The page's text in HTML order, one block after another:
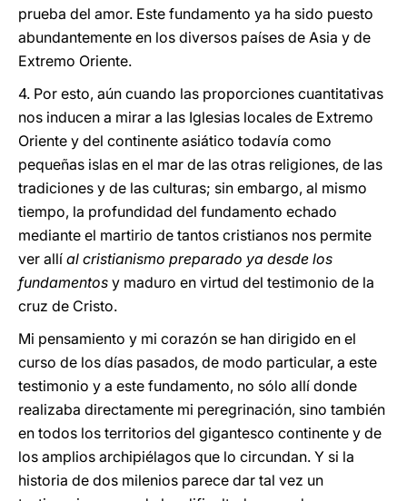
prueba del amor. Este fundamento ya ha sido puesto
abundantemente en los diversos países de Asia y de
Extremo Oriente.
4. Por esto, aún cuando las proporciones cuantitativas
nos inducen a mirar a las Iglesias locales de Extremo
Oriente y del continente asiático todavía como
pequeñas islas en el mar de las otras religiones, de las
tradiciones y de las culturas; sin embargo, al mismo
tiempo, la profundidad del fundamento echado
mediante el martirio de tantos cristianos nos permite
ver allí al cristianismo preparado ya desde los
fundamentos y maduro en virtud del testimonio de la
cruz de Cristo.
Mi pensamiento y mi corazón se han dirigido en el
curso de los días pasados, de modo particular, a este
testimonio y a este fundamento, no sólo allí donde
realizaba directamente mi peregrinación, sino también
en todos los territorios del gigantesco continente y de
los amplios archipiélagos que lo circundan. Y si la
historia de dos milenios parece dar tal vez un